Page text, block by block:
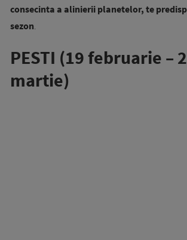
consecinta a alinierii planetelor, te
sezon.
PESTI (19 februarie –
martie)